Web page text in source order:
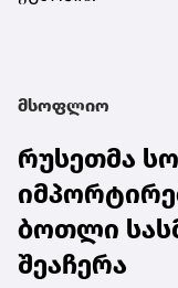
მსოფლიო
რუსეთმა
ბოთლი
შეაჩერა